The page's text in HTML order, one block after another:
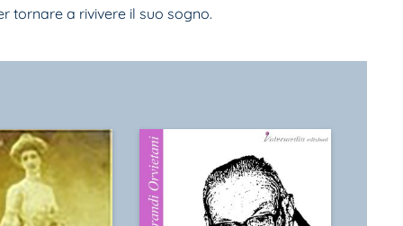
tornare a rivivere il suo sogno.